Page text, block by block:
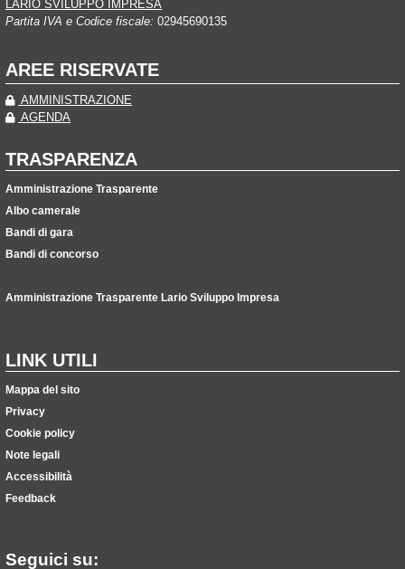
LARIO SVILUPPO IMPRESA
Partita IVA e Codice fiscale: 02945690135
AREE RISERVATE
AMMINISTRAZIONE
AGENDA
TRASPARENZA
Amministrazione Trasparente
Albo camerale
Bandi di gara
Bandi di concorso
Amministrazione Trasparente Lario Sviluppo Impresa
LINK UTILI
Mappa del sito
Privacy
Cookie policy
Note legali
Accessibilità
Feedback
Seguici su: